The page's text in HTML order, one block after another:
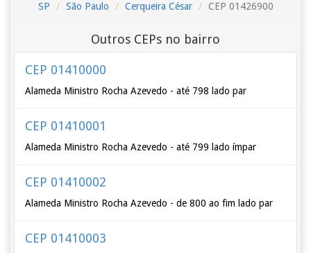
SP São Paulo Cerqueira César CEP 01426900
Outros CEPs no bairro
CEP 01410000
Alameda Ministro Rocha Azevedo - até 798 lado par
CEP 01410001
Alameda Ministro Rocha Azevedo - até 799 lado ímpar
CEP 01410002
Alameda Ministro Rocha Azevedo - de 800 ao fim lado par
CEP 01410003